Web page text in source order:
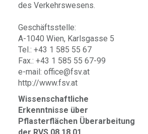
des Verkehrswesens.
Geschäftsstelle:
A-1040 Wien, Karlsgasse 5
Tel.: +43 1 585 55 67
Fax.: +43 1 585 55 67-99
e-mail: office@fsv.at
http://www.fsv.at
Wissenschaftliche
Erkenntnisse über
Pflasterflächen Überarbeitung